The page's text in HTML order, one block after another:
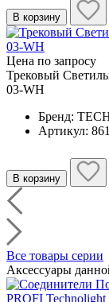
В корзину
Цена по запросу
Трековый
03-WH
Бренд:
Артикул:
В корзину
Все товары серии
Аксессуары